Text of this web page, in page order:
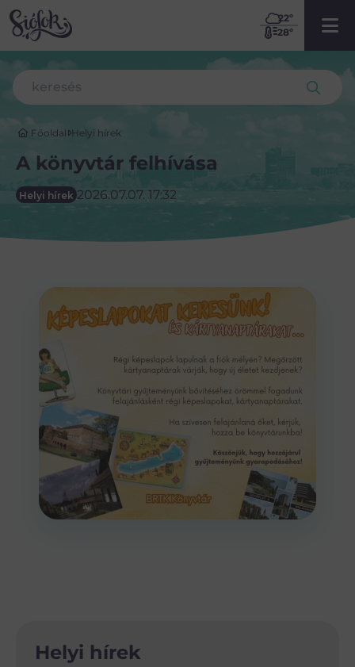
22º
28º
Főoldal Helyi hírek
A könyvtár felhívása
Helyi hírek 2026.07.07. 17:32
Helyi hírek